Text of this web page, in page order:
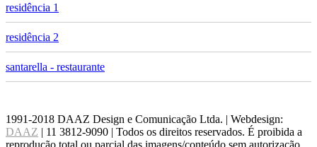
residência 1
residência 2
santarella - restaurante
1991-2018 DAAZ Design e Comunicação Ltda. | Webdesign:
DAAZ | 11 3812-9090 | Todos os direitos reservados. É proibida a
reprodução total ou parcial das imagens/conteúdo sem autorização